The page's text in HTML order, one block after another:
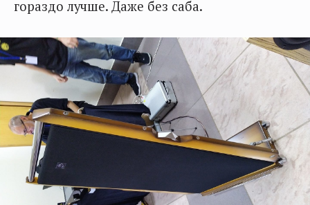
гораздо лучше. Даже без саба.